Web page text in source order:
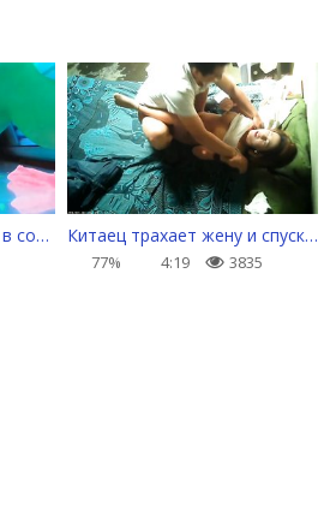
Сняла розовые трусики в солярии и довела себя до сквирта Китаец трахает жену и спускает ей в вагину
77% 4:19 3835